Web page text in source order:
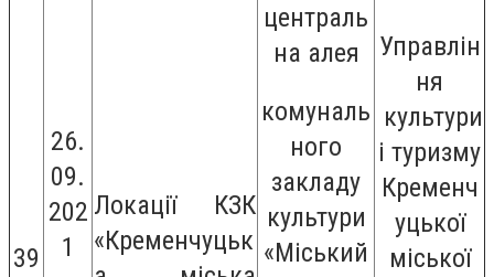
39
26.
09.
202
1
Локації КЗК
«Кременчуцьк
централь
на алея
комуналь
ного
закладу
культури
«Міський
Управлін
ня
культури
і туризму
Кременч
уцької
міської